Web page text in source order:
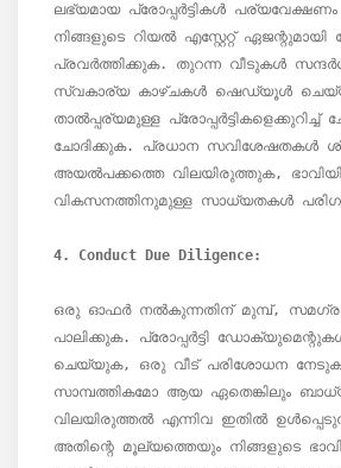
ലഭ്യമായ പ്രോപ്പർട്ടികൾ
നിങ്ങളുടെ റിയൽ എസ്റ്റേറ്റ് ഏജന്റുമായി
പ്രവർത്തിക്കുക. തുറന്ന വീടുകൾ
സ്വകാര്യ കാഴ്‌ചകൾ ഷെഡ്യൂൾ ചെയ്യുക, നിങ്ങൾക്ക്
താൽപ്പര്യമുള്ള പ്രോപ്പർട്ടികളെക്കുറിച്ച്
ചോദിക്കുക. പ്രധാന സവിശേഷതകൾ
അയൽപക്കത്തെ വിലയിരുത്തുക,
വികസനത്തിനുമുള്ള സാധ്യതകൾ
ഒരു ഓഫർ നൽകുന്നതിന് മുമ്പ്,
പാലിക്കുക. പ്രോപ്പർട്ടി
ചെയ്യുക, ഒരു വീട് പരിശോധന
സാമ്പത്തികമോ ആയ ഏതെങ്കിലും
വിലയിരുത്തൽ എന്നിവ ഇതിൽ
അതിന്റെ മൂല്യത്തെയും നിങ്ങളുടെ